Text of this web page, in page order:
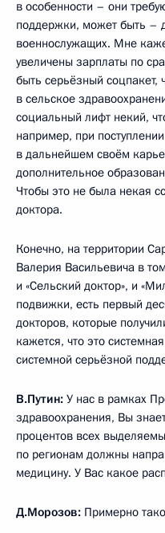
в особенности – они
поддержки, может быть –
военнослужащих. Мне
увеличены зарплаты по
быть серьёзный соцпакет,
в сельское
социальный лифт некий,
например, при
в дальнейшем своём
дополнительное
Чтобы это не была некая
доктора.
Конечно, на территории
Валерия Васильевича в
и «Сельский доктор», и
подвижки, есть первый
докторов, которые
кажется, что это
системной серьёзной
В.Путин: У нас в рамках
здравоохранения, Вы
процентов всех
по регионам должны
медицину. У Вас какое
Д.Морозов: Примерно